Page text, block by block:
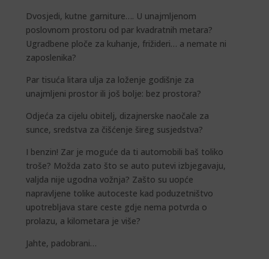
Dvosjedi, kutne garniture…. U unajmljenom
poslovnom prostoru od par kvadratnih metara?
Ugradbene ploče za kuhanje, frižideri… a nemate ni
zaposlenika?
Par tisuća litara ulja za loženje godišnje za
unajmljeni prostor ili još bolje: bez prostora?
Odjeća za cijelu obitelj, dizajnerske naočale za
sunce, sredstva za čišćenje šireg susjedstva?
I benzin! Zar je moguće da ti automobili baš toliko
troše? Možda zato što se auto putevi izbjegavaju,
valjda nije ugodna vožnja? Zašto su uopće
napravljene tolike autoceste kad poduzetništvo
upotrebljava stare ceste gdje nema potvrda o
prolazu, a kilometara je više?
Jahte, padobrani…